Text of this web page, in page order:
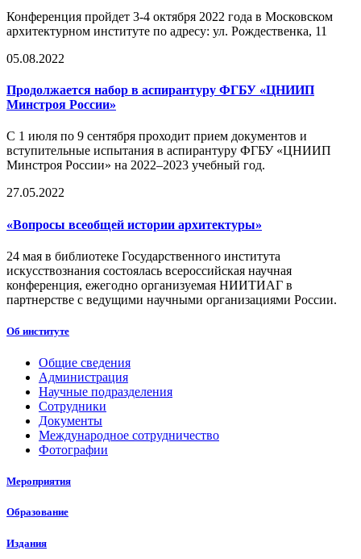
Конференция пройдет 3-4 октября 2022 года в Московском
архитектурном институте по адресу: ул. Рождественка, 11
05.08.2022
Продолжается набор в аспирантуру ФГБУ «ЦНИИП
Минстроя России»
С 1 июля по 9 сентября проходит прием документов и
вступительные испытания в аспирантуру ФГБУ «ЦНИИП
Минстроя России» на 2022–2023 учебный год.
27.05.2022
«Вопросы всеобщей истории архитектуры»
24 мая в библиотеке Государственного института
искусствознания состоялась всероссийская научная
конференция, ежегодно организуемая НИИТИАГ в
партнерстве с ведущими научными организациями России.
Об институте
Общие сведения
Администрация
Научные подразделения
Сотрудники
Документы
Международное сотрудничество
Фотографии
Мероприятия
Образование
Издания